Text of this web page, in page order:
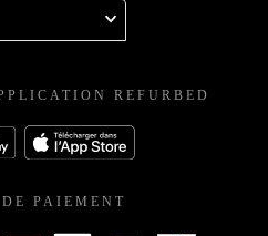
REFURBED
PAIEMENT